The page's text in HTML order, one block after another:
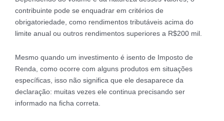
contribuinte pode se enquadrar em critérios de
obrigatoriedade, como rendimentos tributáveis acima do
limite anual ou outros rendimentos superiores a R$200 mil.
Mesmo quando um investimento é isento de Imposto de
Renda, como ocorre com alguns produtos em situações
específicas, isso não significa que ele desaparece da
declaração: muitas vezes ele continua precisando ser
informado na ficha correta.